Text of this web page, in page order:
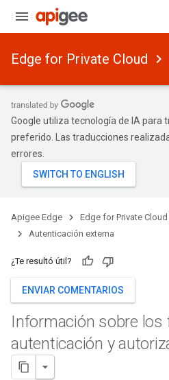
Edge for Private Cloud
Google utiliza tecnología de IA para
preferido. Las traducciones
errores.
Apigee Edge Edge for Private Cloud
Autenticación externa
¿Te resultó útil?
ENVIAR COMENTARIOS
Información sobre los
autenticación y